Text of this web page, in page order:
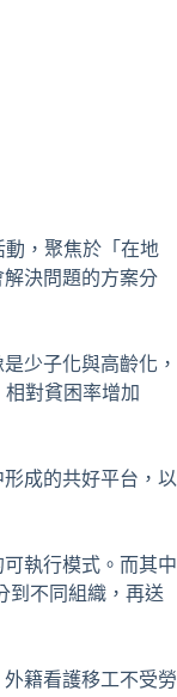
動，聚焦於「在地
決問題的方案分
少子化與高齡化，
對貧困率增加
成的共好平台，以
執行模式。而其中
到不同組織，再送
籍看護移工不受勞